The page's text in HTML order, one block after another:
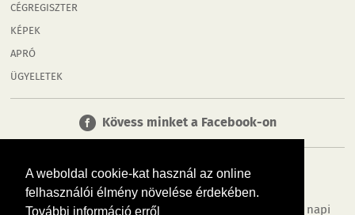
A weboldal cookie-kat használ az online
felhasználói élmény növelése érdekében.
További információ erről
CÉGREGISZTER
KÉPEK
APRÓ
ÜGYELETEK
Kövess minket a Facebook-on
Tudj meg többet városodról! Hírek, programok, képek, napi